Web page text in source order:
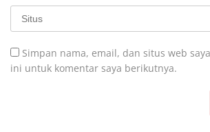
Simpan nama, email, dan situs web
ini untuk komentar saya berikutnya.